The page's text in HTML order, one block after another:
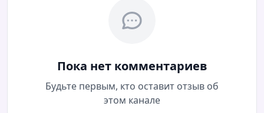
Пока нет комментариев
Будьте первым, кто оставит отзыв об
этом канале